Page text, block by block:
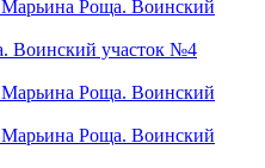
Роща. Воинский
Воинский участок №4
Роща. Воинский
Роща. Воинский